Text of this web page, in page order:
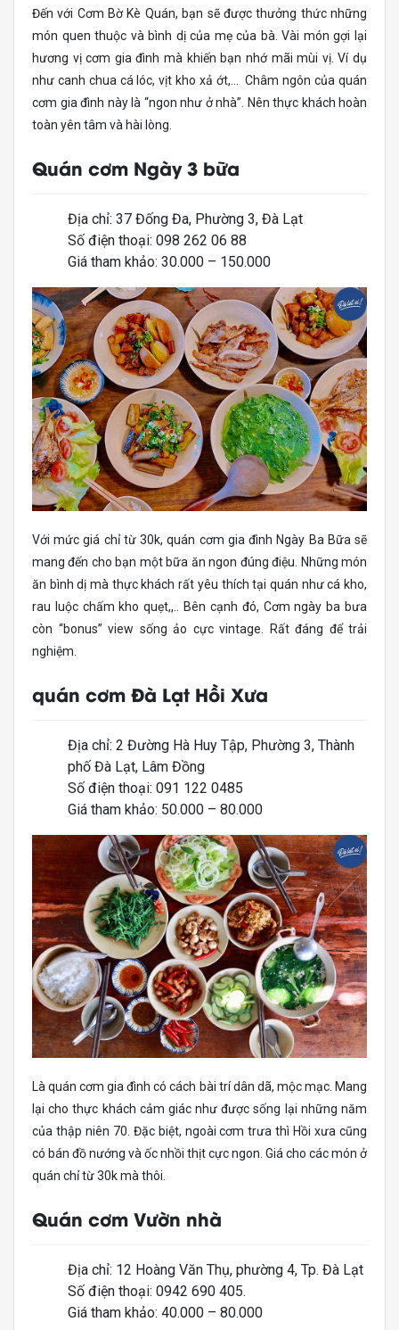
Đến với Cơm Bờ Kè Quán, bạn sẽ được thưởng thức những
món quen thuộc và bình dị của mẹ của bà. Vài món gợi lại
hương vị cơm gia đình mà khiến bạn nhớ mãi mùi vị. Ví dụ
như canh chua cá lóc, vịt kho xả ớt,… Châm ngôn của quán
cơm gia đình này là “ngon như ở nhà”. Nên thực khách hoàn
toàn yên tâm và hài lòng.
Quán cơm Ngày 3 bữa
Địa chỉ: 37 Đống Đa, Phường 3, Đà Lạt
Số điện thoại: 098 262 06 88
Giá tham khảo: 30.000 – 150.000
Với mức giá chỉ từ 30k, quán cơm gia đình Ngày Ba Bữa sẽ
mang đến cho bạn một bữa ăn ngon đúng điệu. Những món
ăn bình dị mà thực khách rất yêu thích tại quán như cá kho,
rau luộc chấm kho quẹt,,.. Bên cạnh đó, Cơm ngày ba bưa
còn “bonus” view sống ảo cực vintage. Rất đáng để trải
nghiệm.
quán cơm Đà Lạt Hồi Xưa
Địa chỉ: 2 Đường Hà Huy Tập, Phường 3, Thành
phố Đà Lạt, Lâm Đồng
Số điện thoại: 091 122 0485
Giá tham khảo: 50.000 – 80.000
Là quán cơm gia đình có cách bài trí dân dã, mộc mạc. Mang
lại cho thực khách cảm giác như được sống lại những năm
của thập niên 70. Đặc biệt, ngoài cơm trưa thì Hồi xưa cũng
có bán đồ nướng và ốc nhồi thịt cực ngon. Giá cho các món ở
quán chỉ từ 30k mà thôi.
Quán cơm Vườn nhà
Địa chỉ: 12 Hoàng Văn Thụ, phường 4, Tp. Đà Lạt
Số điện thoại: 0942 690 405.
Giá tham khảo: 40.000 – 80.000